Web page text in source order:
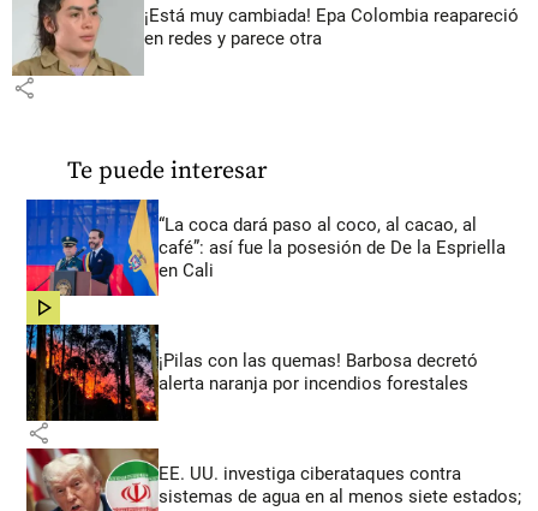
¡Está muy cambiada! Epa Colombia reapareció
en redes y parece otra
share
Te puede interesar
“La coca dará paso al coco, al cacao, al
café”: así fue la posesión de De la Espriella
en Cali
share
¡Pilas con las quemas! Barbosa decretó
alerta naranja por incendios forestales
share
EE. UU. investiga ciberataques contra
sistemas de agua en al menos siete estados;